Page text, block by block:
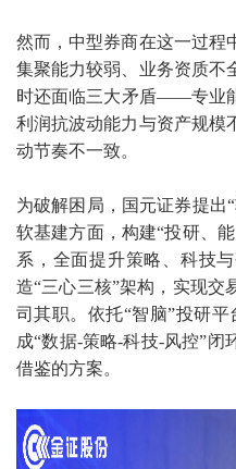
然而，中型券商在这一过程
集聚能力较弱、业务资质不
时还面临三大矛盾——专业
利润抗波动能力与资产规模
动节奏不一致。
为破解困局，国元证券提出“
软基建方面，构建“投研、
系，全面提升策略、科技
造“三心三核”架构，实现交
司其职。依托“智脑”投研平
成“数据-策略-科技-风控”闭
借鉴的方案。